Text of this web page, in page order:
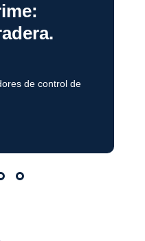
de control de